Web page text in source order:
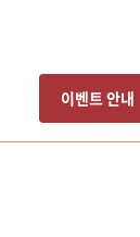
이벤트 안내